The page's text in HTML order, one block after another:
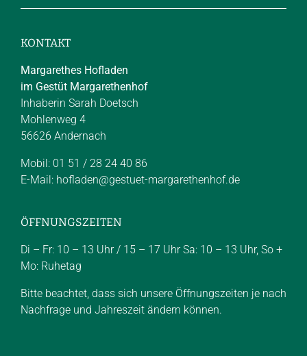
KONTAKT
Margarethes Hofladen
im Gestüt Margarethenhof
Inhaberin Sarah Doetsch
Mohlenweg 4
56626 Andernach
Mobil: 01 51 / 28 24 40 86
E-Mail: hofladen@gestuet-margarethenhof.de
ÖFFNUNGSZEITEN
Di – Fr: 10 – 13 Uhr / 15 – 17 Uhr Sa: 10 – 13 Uhr, So +
Mo: Ruhetag
Bitte beachtet, dass sich unsere Öffnungszeiten je nach
Nachfrage und Jahreszeit ändern können.